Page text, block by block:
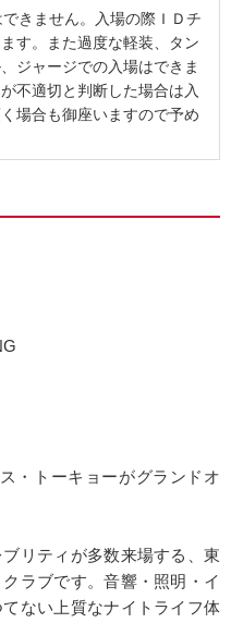
きません。入場の際ＩＤチ
す。また過度な軽装、タン
ジャージでの入場はできま
不適切と判断した場合は入
場合も御座いますので予め
・トーキョーがグランドオ
リティが多数来場する、東
ラブです。音響・照明・イ
ない上質なナイトライフ体